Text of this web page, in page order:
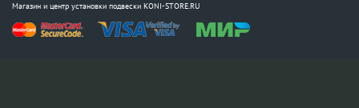
Магазин и центр установки подвески KONI-STORE.RU